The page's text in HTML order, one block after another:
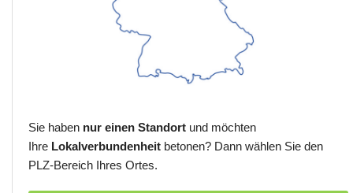
Sie haben nur einen Standort und möchten
Ihre Lokalverbundenheit betonen? Dann wählen Sie den
PLZ-Bereich Ihres Ortes.